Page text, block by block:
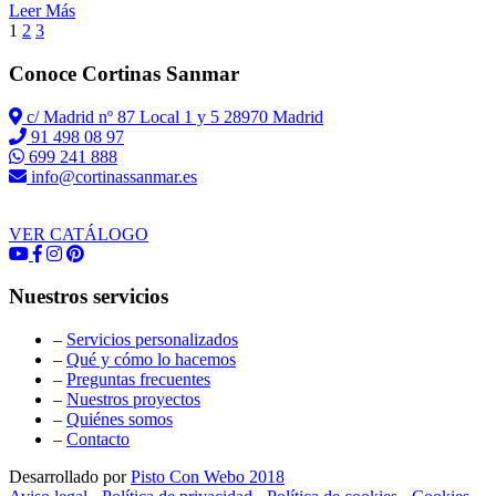
Leer Más
1 2 3
Conoce Cortinas Sanmar
c/ Madrid nº 87 Local 1 y 5 28970 Madrid
91 498 08 97
699 241 888
info@cortinassanmar.es
VER CATÁLOGO
Nuestros servicios
– Servicios personalizados
– Qué y cómo lo hacemos
– Preguntas frecuentes
– Nuestros proyectos
– Quiénes somos
– Contacto
Desarrollado porPisto Con Webo 2018